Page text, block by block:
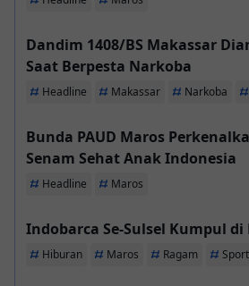
Dandim 1408/BS Makassar
Saat Berpesta Narkoba
Headline Makassar Narkoba
Bunda PAUD Maros
Senam Sehat Anak Indonesia
Headline Maros
Indobarca Se-Sulsel Kumpul di
Hiburan Maros Ragam Sport